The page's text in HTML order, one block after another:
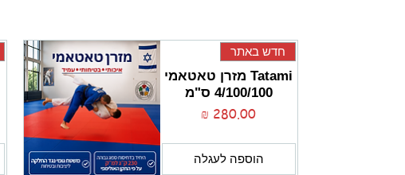
חדש באתר
Tatami מזרן טאטאמי
4/100/100 ס"מ
מחיר
הוספה לעגלה